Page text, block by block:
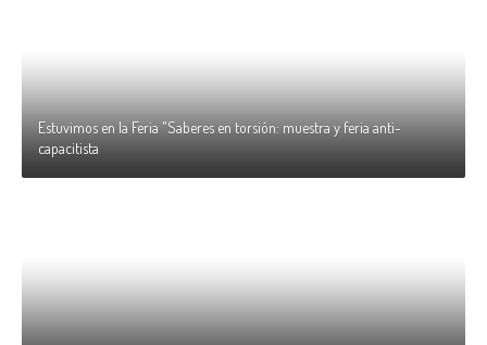
Estuvimos en la Feria "Saberes en torsión: muestra y feria anti-
capacitista